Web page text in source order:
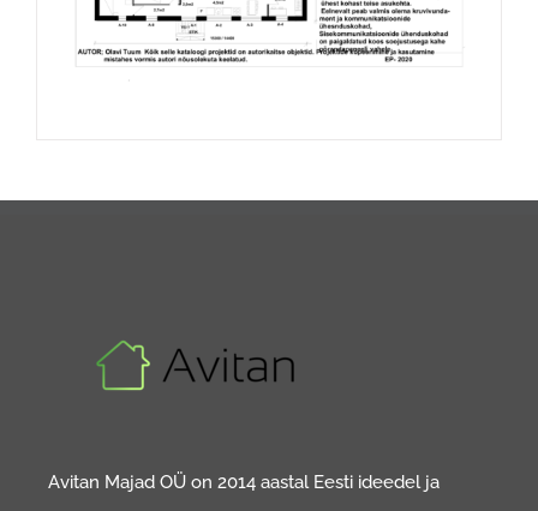
Avitan Majad OÜ on 2014 aastal Eesti ideedel ja